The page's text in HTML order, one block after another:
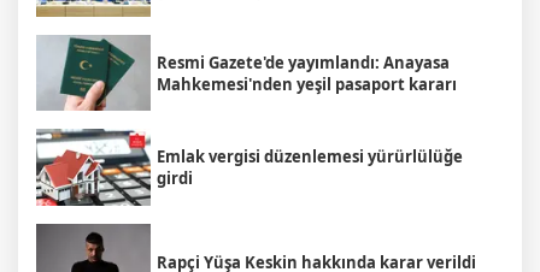
Resmi Gazete'de yayımlandı: Anayasa
Mahkemesi'nden yeşil pasaport kararı
Emlak vergisi düzenlemesi yürürlülüğe
girdi
Rapçi Yüşa Keskin hakkında karar verildi